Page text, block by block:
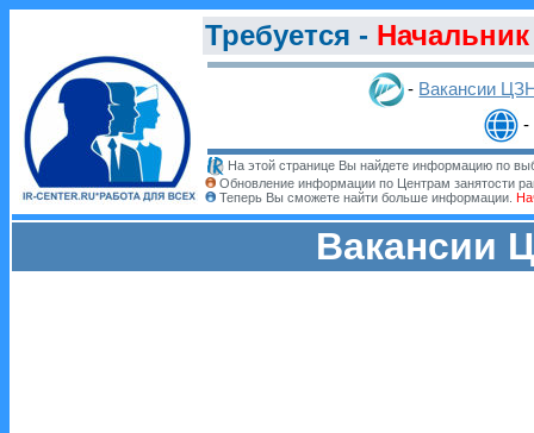
Требуется - Начальник
- Вакансии
-
На этой странице Вы найдете информацию по
Обновление информации по Центрам занятости
Теперь Вы сможете найти больше информации.
Вакансии